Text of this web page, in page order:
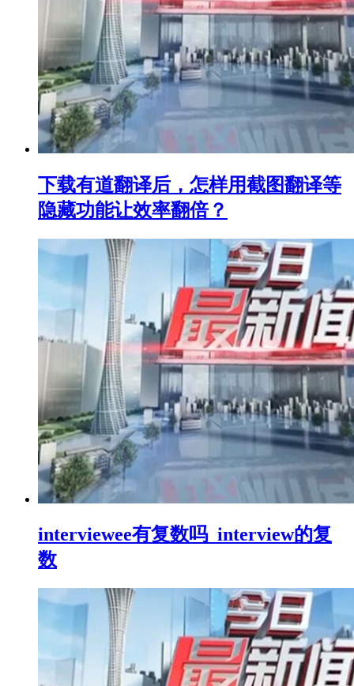
下载有道翻译后，怎样用截图翻译等
隐藏功能让效率翻倍？
interviewee有复数吗_interview的复
数